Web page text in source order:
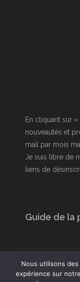
En cliquant sur
nouveautés et
mail par mois
Je suis libre de
liens de
Guide de la
Conditions
Nous utilisons
expérience sur